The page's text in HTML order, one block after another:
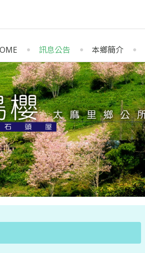
訊息公告 本鄉簡介